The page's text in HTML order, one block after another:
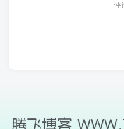
评
腾飞博客